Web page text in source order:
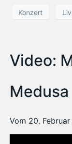
Konzert
Video:
Medusa
Vom 20.